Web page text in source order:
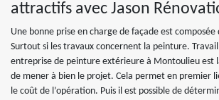
attractifs avec Jason
Une bonne prise en charge de façade est composée
Surtout si les travaux concernent la peinture.
entreprise de peinture extérieure à Montoulieu est
de mener à bien le projet. Cela permet en premier
le coût de l’opération. Puis il est possible de